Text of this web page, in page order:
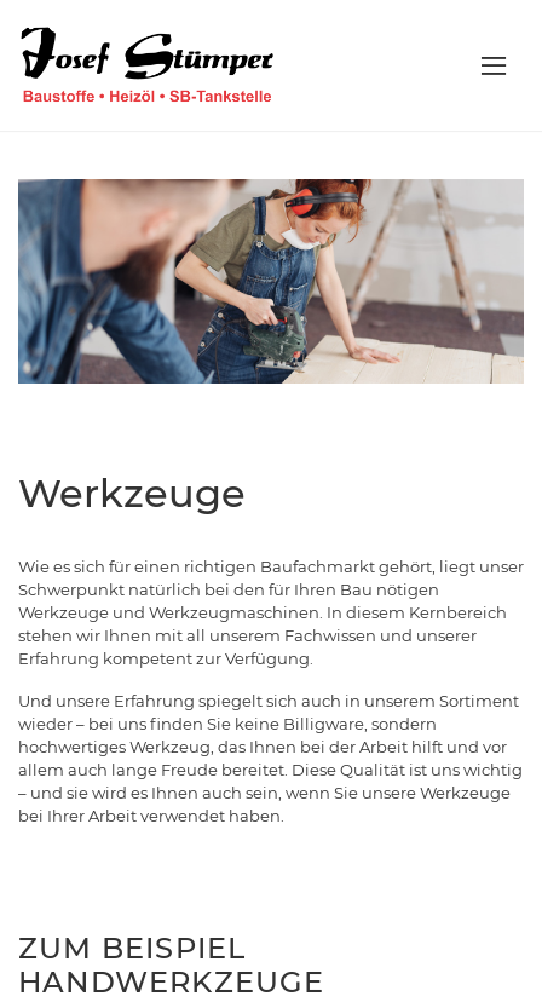
Werkzeuge
Wie es sich für einen richtigen Baufachmarkt gehört, liegt unser
Schwerpunkt natürlich bei den für Ihren Bau nötigen
Werkzeuge und Werkzeugmaschinen. In diesem Kernbereich
stehen wir Ihnen mit all unserem Fachwissen und unserer
Erfahrung kompetent zur Verfügung.
Und unsere Erfahrung spiegelt sich auch in unserem Sortiment
wieder – bei uns finden Sie keine Billigware, sondern
hochwertiges Werkzeug, das Ihnen bei der Arbeit hilft und vor
allem auch lange Freude bereitet. Diese Qualität ist uns wichtig
– und sie wird es Ihnen auch sein, wenn Sie unsere Werkzeuge
bei Ihrer Arbeit verwendet haben.
ZUM BEISPIEL
HANDWERKZEUGE